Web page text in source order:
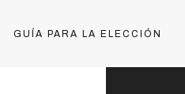
GUÍA PARA LA ELECCIÓN